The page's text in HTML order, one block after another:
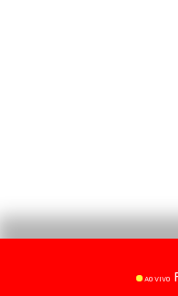
AO VIVO